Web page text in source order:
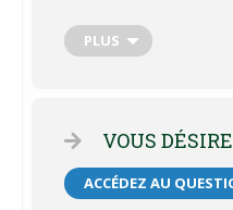
Identifier les besoins
familles dans ces
Votre participation
ligne d’environ 30 minutes.
PLUS
VOUS
ACCÉDEZ AU